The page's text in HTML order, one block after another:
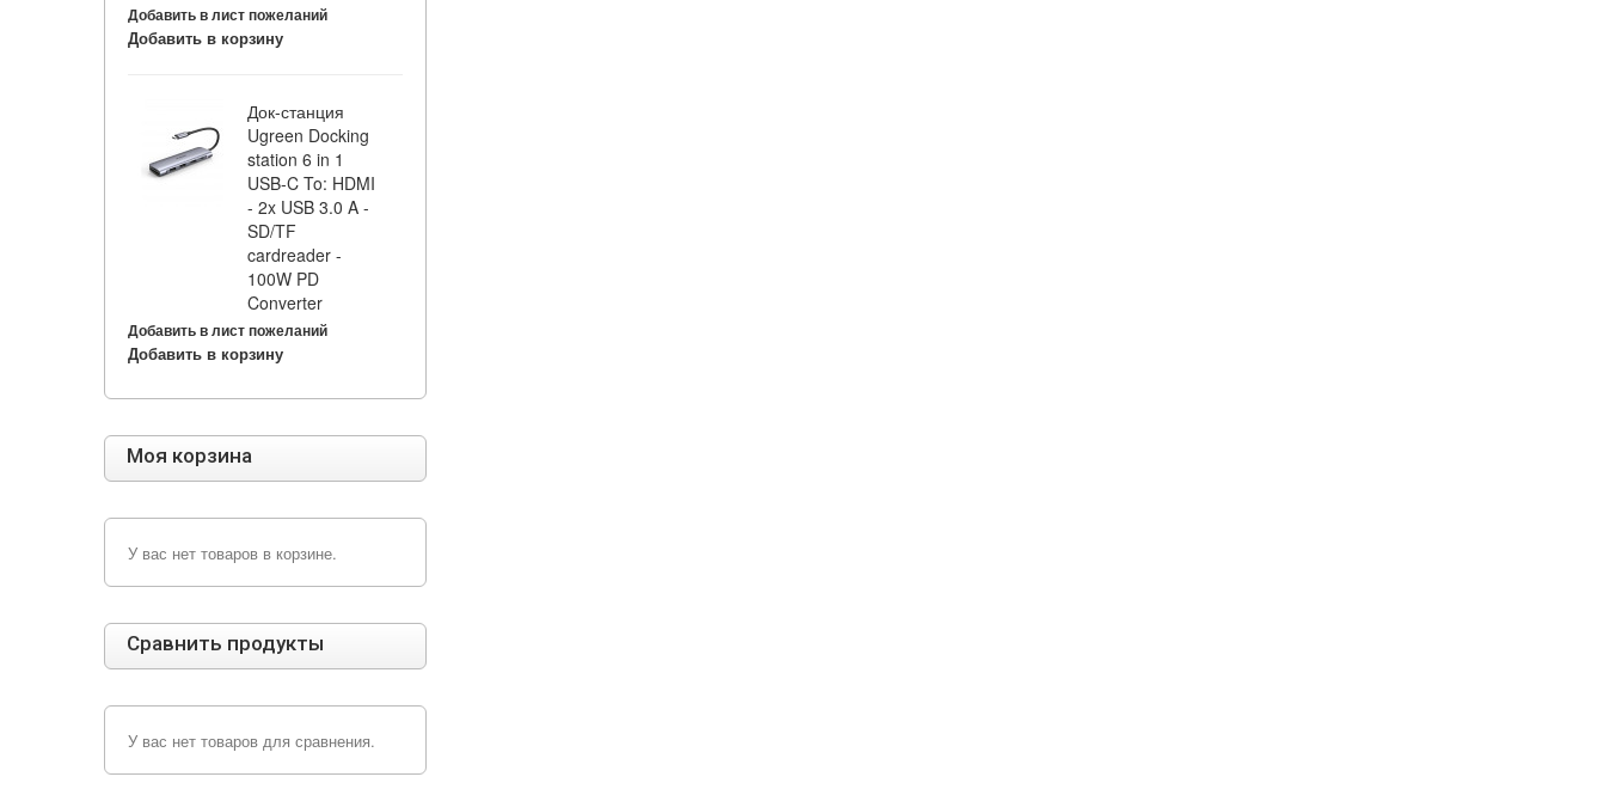
Добавить в лист пожеланий
Добавить в корзину
Док-станция
Ugreen Docking
station 6 in 1
USB-C To: HDMI
- 2x USB 3.0 A -
SD/TF
cardreader -
100W PD
Converter
Добавить в лист пожеланий
Добавить в корзину
Моя корзина
У вас нет товаров в корзине.
Сравнить продукты
У вас нет товаров для сравнения.